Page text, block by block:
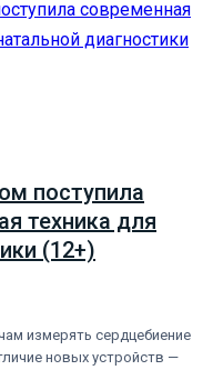
поступила
техника для
(12+)
измерять сердцебиение
новых устройств —